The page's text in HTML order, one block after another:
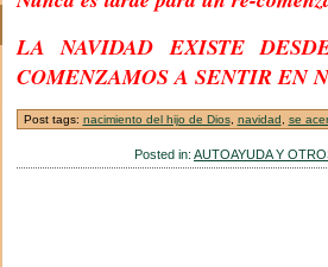
LA NAVIDAD EXISTE
COMENZAMOS A SENTIR EN
Post tags: nacimiento del hijo de Dios, navidad se
Posted in: AUTOAYUDA Y